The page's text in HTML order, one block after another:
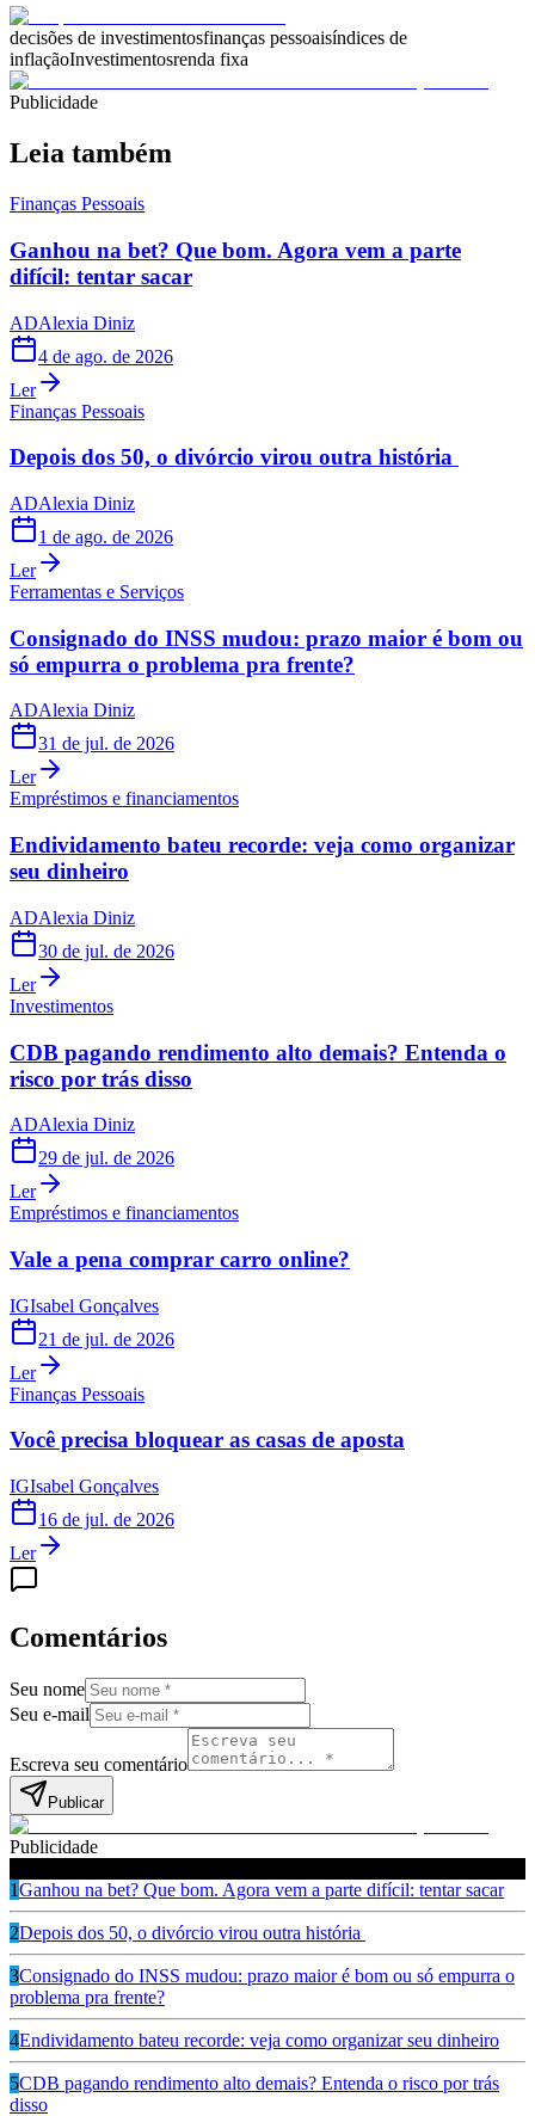
decisões de investimentosfinanças pessoaisíndices de
inflaçãoInvestimentosrenda fixa
Publicidade
Leia também
Finanças Pessoais
Ganhou na bet? Que bom. Agora vem a parte
difícil: tentar sacar
ADAlexia Diniz
4 de ago. de 2026
Ler
Finanças Pessoais
Depois dos 50, o divórcio virou outra história
ADAlexia Diniz
1 de ago. de 2026
Ler
Ferramentas e Serviços
Consignado do INSS mudou: prazo maior é bom ou
só empurra o problema pra frente?
ADAlexia Diniz
31 de jul. de 2026
Ler
Empréstimos e financiamentos
Endividamento bateu recorde: veja como organizar
seu dinheiro
ADAlexia Diniz
30 de jul. de 2026
Ler
Investimentos
CDB pagando rendimento alto demais? Entenda o
risco por trás disso
ADAlexia Diniz
29 de jul. de 2026
Ler
Empréstimos e financiamentos
Vale a pena comprar carro online?
IGIsabel Gonçalves
21 de jul. de 2026
Ler
Finanças Pessoais
Você precisa bloquear as casas de aposta
IGIsabel Gonçalves
16 de jul. de 2026
Ler
Comentários
Seu nome
Seu e-mail
Escreva seu comentário
Publicar
Publicidade
1Ganhou na bet? Que bom. Agora vem a parte difícil: tentar sacar
2Depois dos 50, o divórcio virou outra história
3Consignado do INSS mudou: prazo maior é bom ou só empurra o
problema pra frente?
4Endividamento bateu recorde: veja como organizar seu dinheiro
5CDB pagando rendimento alto demais? Entenda o risco por trás
disso